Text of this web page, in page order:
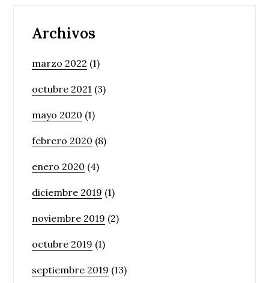
Archivos
marzo 2022 (1)
octubre 2021 (3)
mayo 2020 (1)
febrero 2020 (8)
enero 2020 (4)
diciembre 2019 (1)
noviembre 2019 (2)
octubre 2019 (1)
septiembre 2019 (13)